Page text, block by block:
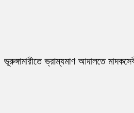
ভূরুঙ্গামারীতে ভ্রাম্যমাণ আদালতে